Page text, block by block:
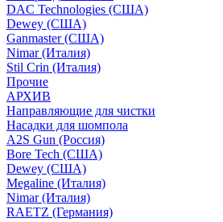
DAC Technologies (США)
Dewey (США)
Ganmaster (США)
Nimar (Италия)
Stil Crin (Италия)
Прочие
АРХИВ
Направляющие для чистки
Насадки для шомпола
A2S Gun (Россия)
Bore Tech (США)
Dewey (США)
Megaline (Италия)
Nimar (Италия)
RAETZ (Германия)